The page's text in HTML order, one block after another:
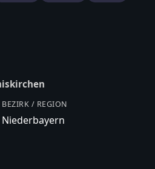
BEZIRK / REGION
Niederbayern